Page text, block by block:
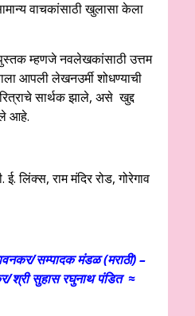
वाचकांसाठी खुलासा केला
म्हणजे नवलेखकांसाठी उत्तम
आपली लेखनउर्मी शोधण्याची
सार्थक झाले, असे खुद्द
आहे.
लिंक्स, राम मंदिर रोड, गोरेगाव
सम्पादक मंडळ (मराठी) –
श्री सुहास रघुनाथ पंडित ≈